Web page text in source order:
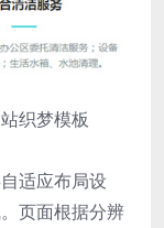
织梦模板
适应布局设
页面根据分辨